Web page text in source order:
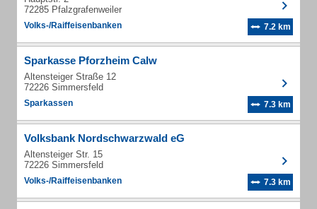
72285 Pfalzgrafenweiler
Volks-/Raiffeisenbanken 7.2 km
Sparkasse Pforzheim Calw
Altensteiger Straße 12
72226 Simmersfeld
Sparkassen 7.3 km
Volksbank Nordschwarzwald eG
Altensteiger Str. 15
72226 Simmersfeld
Volks-/Raiffeisenbanken 7.3 km